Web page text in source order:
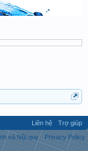
Liên hệ
Trợ giúp
và Nội quy
Privacy Policy